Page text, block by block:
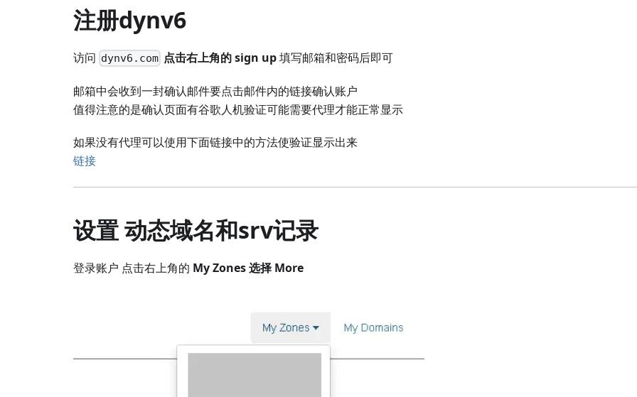
注册dynv6
访问 dynv6.com 点击右上角的 sign up填写邮箱和密码后即可
邮箱中会收到一封确认邮件要点击邮件内的链接确认账户
值得注意的是确认页面有谷歌人机验证可能需要代理才能正常显示
如果没有代理可以使用下面链接中的方法使验证显示出来
链接
设置 动态域名和srv记录
登录账户 点击右上角的 My Zones 选择 More